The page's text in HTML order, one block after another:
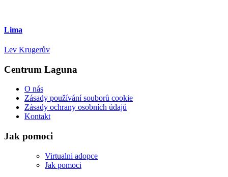
Lima
Lev Krugerův
Centrum Laguna
O nás
Zásady používání souborů cookie
Zásady ochrany osobních údajů
Kontakt
Jak pomoci
Virtualni adopce
Jak pomoci